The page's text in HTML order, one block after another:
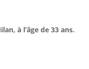
à l’âge de 33 ans.